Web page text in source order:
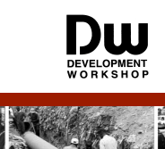
DW
Angola
Development
Workshop
Angola